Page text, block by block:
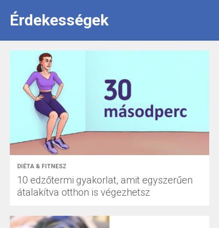
Érdekességek
DIÉTA & FITNESZ
10 edzőtermi gyakorlat, amit egyszerűen
átalakítva otthon is végezhetsz